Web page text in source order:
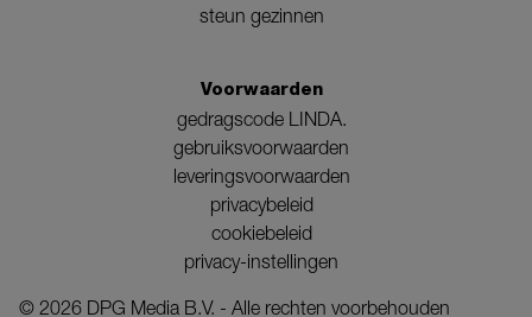
steun gezinnen
Voorwaarden
gedragscode LINDA.
gebruiksvoorwaarden
leveringsvoorwaarden
privacybeleid
cookiebeleid
privacy-instellingen
© 2026 DPG Media B.V. - Alle rechten voorbehouden